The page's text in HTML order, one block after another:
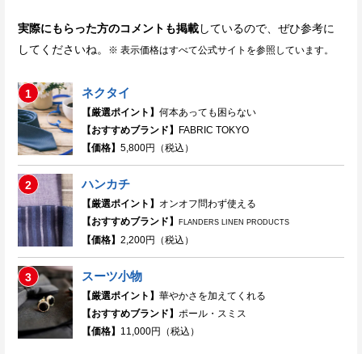
実際にもらった方のコメントも掲載しているので、ぜひ参考に
してくださいね。
※ 表示価格はすべて公式サイトを参照しています。
1 ネクタイ
【厳選ポイント】 何本あっても困らない
【おすすめブランド】 FABRIC TOKYO
【価格】 5,800円（税込）
2 ハンカチ
【厳選ポイント】 オンオフ問わず使える
【おすすめブランド】
FLANDERS LINEN PRODUCTS
【価格】 2,200円（税込）
3 スーツ小物
【厳選ポイント】 華やかさを加えてくれる
【おすすめブランド】 ポール・スミス
【価格】 11,000円（税込）